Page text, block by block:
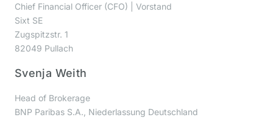
Chief Financial Officer (CFO) | Vorstand
Sixt SE
Zugspitzstr. 1
82049 Pullach
Svenja Weith
Head of Brokerage
BNP Paribas S.A., Niederlassung Deutschland